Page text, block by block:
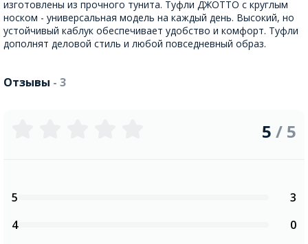
изготовлены из прочного тунита. Туфли ДЖОТТО с круглым
носком - универсальная модель на каждый день. Высокий, но
устойчивый каблук обеспечивает удобство и комфорт. Туфли
дополнят деловой стиль и любой повседневный образ.
Отзывы - 3
5 / 5
5
3
4
0